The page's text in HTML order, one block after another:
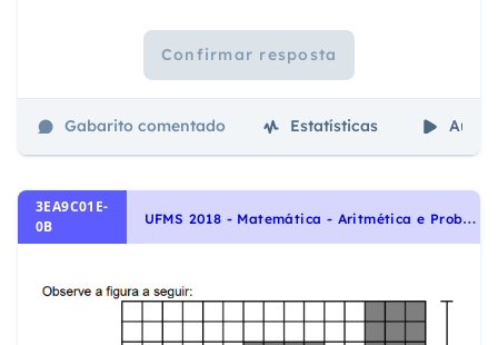
Confirmar resposta
Gabarito comentado Estatísticas Aulas
3EA9C01E-
0B
U
FMS 2018 - Matemática - Aritmética e Problemas, Áreas e Perímetros, Porcentagem, Geometria Plana